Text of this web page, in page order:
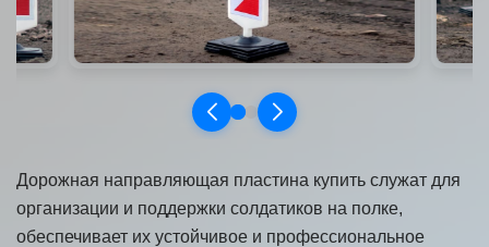
Дорожная направляющая пластина купить служат для
организации и поддержки солдатиков на полке,
обеспечивает их устойчивое и профессиональное